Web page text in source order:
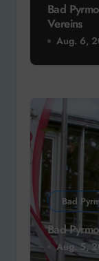
Bad
Vereins
Aug. 6,
Bad
Bad
Aug. 5,